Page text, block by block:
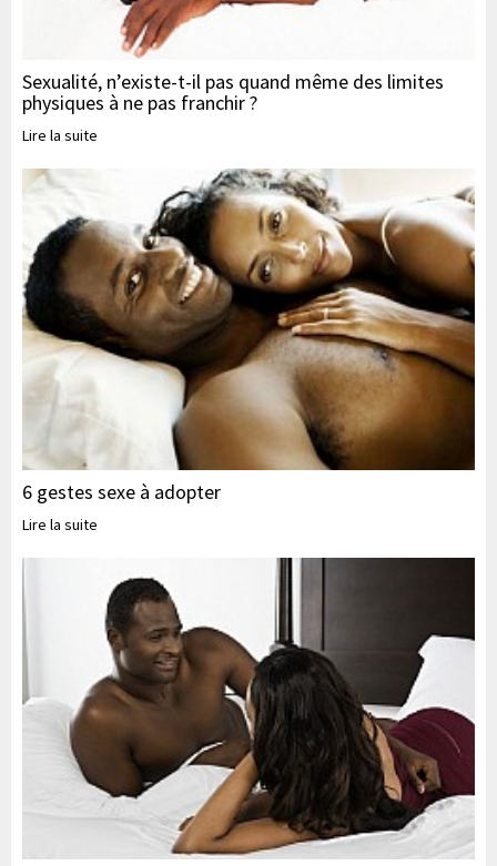
Sexualité, n’existe-t-il pas quand même des limites
physiques à ne pas franchir ?
Lire la suite
6 gestes sexe à adopter
Lire la suite